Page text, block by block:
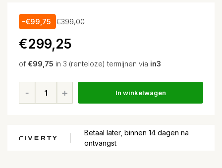
-€99,75 €399,00
€299,25
of €99,75 in 3 (renteloze) termijnen via in3
In winkelwagen
Betaal later, binnen 14 dagen na
ontvangst